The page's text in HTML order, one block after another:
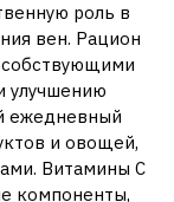
роль в
вен. Рацион
улучшению
ежедневный
и овощей,
Витамины С
компоненты,